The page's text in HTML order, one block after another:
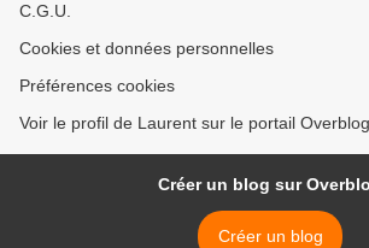
C.G.U.
Cookies et données personnelles
Préférences cookies
Voir le profil de Laurent sur le portail Overblog
Créer un blog sur
Créer un blog